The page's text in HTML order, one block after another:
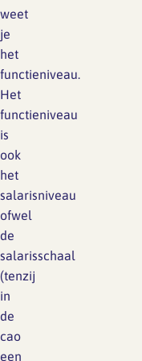
weet
je
het
functieniveau.
Het
functieniveau
is
ook
het
salarisniveau
ofwel
de
salarisschaal
(tenzij
in
de
cao
een